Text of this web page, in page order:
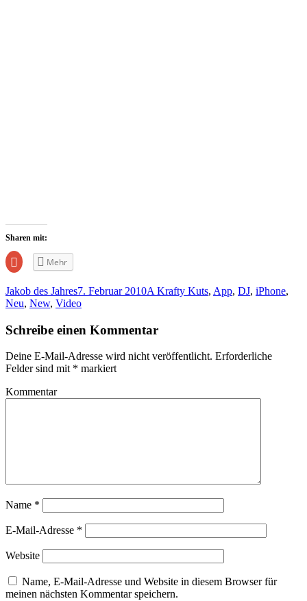
Sharen mit:
Zum
Teilen
anklicken
(Wird
in
Fenster
geöffnet)
Mehr
Jakob des Jahres7. Februar 2010A Krafty Kuts, App, DJ, iPhone,
Neu, New, Video
Schreibe einen Kommentar
Deine E-Mail-Adresse wird nicht veröffentlicht. Erforderliche
Felder sind mit * markiert
Kommentar
Name *
E-Mail-Adresse *
Website
Name, E-Mail-Adresse und Website in diesem Browser für
meinen nächsten Kommentar speichern.